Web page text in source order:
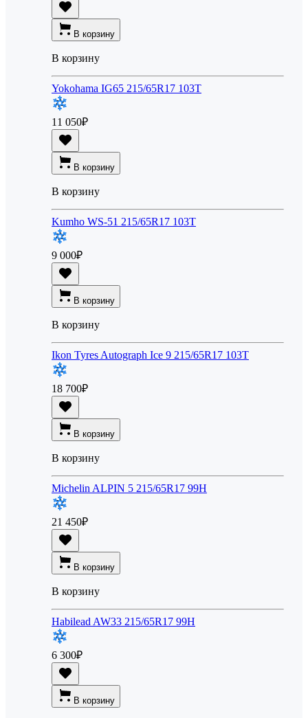
В корзину
В корзину
Yokohama IG65 215/65R17 103T
11 050₽
В корзину
В корзину
Kumho WS-51 215/65R17 103T
9 000₽
В корзину
В корзину
Ikon Tyres Autograph Ice 9 215/65R17 103T
18 700₽
В корзину
В корзину
Michelin ALPIN 5 215/65R17 99H
21 450₽
В корзину
В корзину
Habilead AW33 215/65R17 99H
6 300₽
В корзину